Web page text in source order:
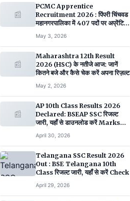
📰
PCMC Apprentice
Recruitment 2026 : पिंपरी चिंचवड
महानगरपालिका में 407 पदों पर अप्रेंटिस
May 3, 2026
📰
Maharashtra 12th Result
2026 (HSC) के नतीजे आज: जानें
कितने बजे और कैसे चेक करें अपना रिज़ल्ट
May 2, 2026
📰
AP 10th Class Results 2026
Declared: BSEAP SSC रिजल्ट
जारी, यहाँ से डाउनलोड करें Marks
April 30, 2026
Telangana SSC Result 2026
Out : BSE Telangana 10th
Class रिजल्ट जारी, यहाँ से करें Check
April 29, 2026